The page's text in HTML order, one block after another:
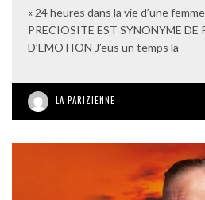
« 24 heures dans la vie d’une
PRECIOSITE EST SYNONYME DE
D’EMOTION J’eus un temps la
LA PARIZIENNE